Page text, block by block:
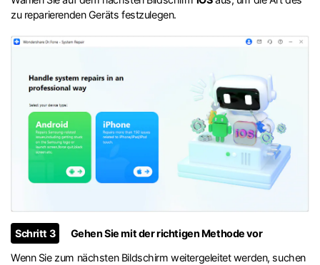
zu reparierenden Geräts festzulegen.
Schritt 3
Gehen Sie mit der richtigen Methode vor
Wenn Sie zum nächsten Bildschirm weitergeleitet werden, suchen